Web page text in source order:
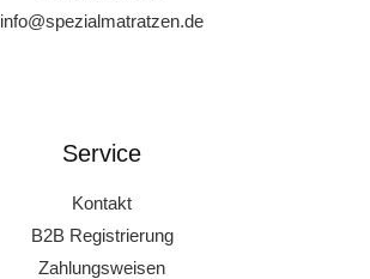
info@spezialmatratzen.de
Service
Kontakt
B2B Registrierung
Zahlungsweisen